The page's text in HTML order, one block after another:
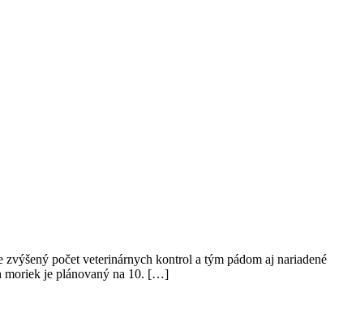
počet veterinárnych kontrol a tým pádom aj nariadené
moriek je plánovaný na 10. […]